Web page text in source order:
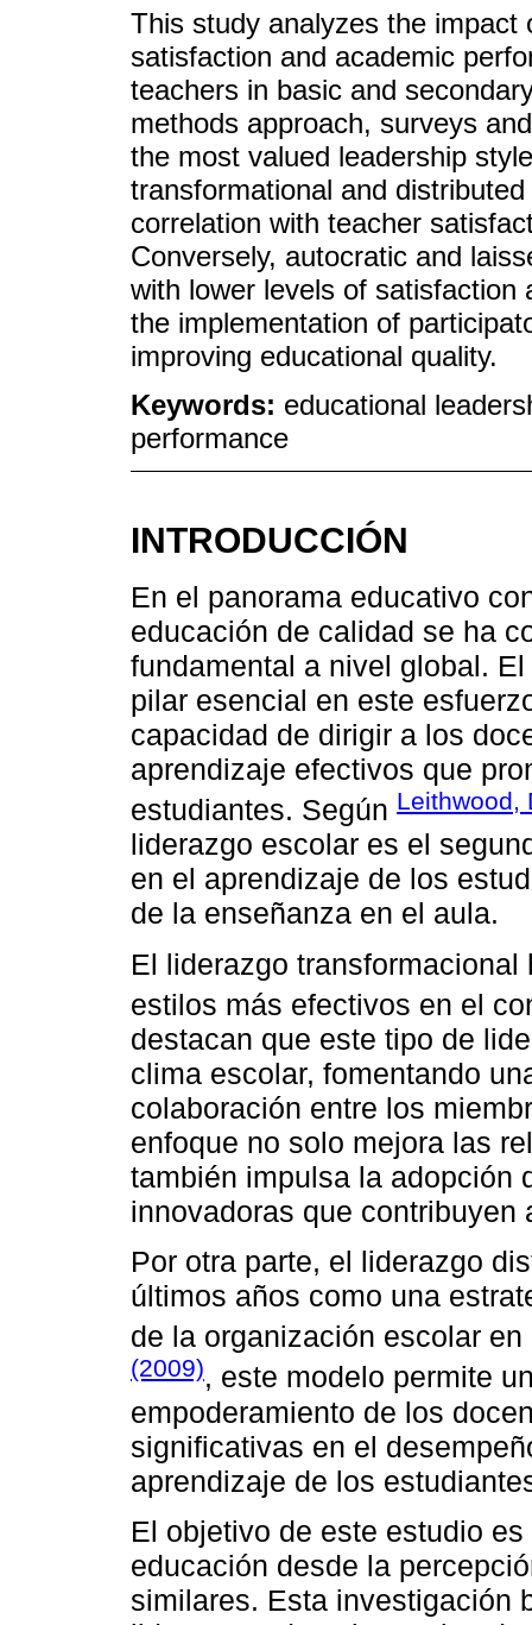
This study analyzes the impact
satisfaction and academic
teachers in basic and
methods approach, surveys
the most valued leadership
transformational and
correlation with teacher
Conversely, autocratic and
with lower levels of
the implementation of
improving educational quality.
Keywords: educational
performance
INTRODUCCIÓN
En el panorama educativo
educación de calidad se ha
fundamental a nivel global.
pilar esencial en este
capacidad de dirigir a los
aprendizaje efectivos que
estudiantes. Según Leithwood,
liderazgo escolar es el
en el aprendizaje de los
de la enseñanza en el aula.
El liderazgo
estilos más efectivos en el
destacan que este tipo de
clima escolar, fomentando
colaboración entre los
enfoque no solo mejora las
también impulsa la adopción
innovadoras que
Por otra parte, el liderazgo
últimos años como una
de la organización escolar
(2009), este modelo permite
empoderamiento de los
significativas en el
aprendizaje de los
El objetivo de este estudio
educación desde la
similares. Esta investigación